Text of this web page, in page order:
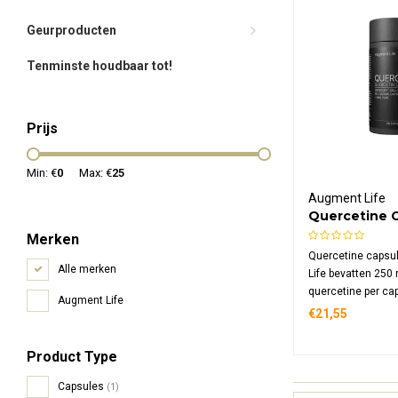
Geurproducten
Tenminste houdbaar tot!
Prijs
Min: €0 Max: €25
Merken
Alle merken
Augment Life
Product Type
Capsules (1)
Augment Life
Quercetine
Quercetine
Life bevatten 250
quercetine per
natuurlijk
toevoegingen in
€21,55